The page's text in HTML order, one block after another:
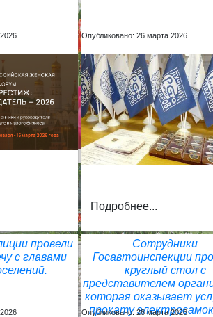
Опубликовано: 26 марта 2026
Подробнее...
провели
с главами
Сотрудники
Госавтоинспекции
круглый стол с
представителем
которая оказывает
прокату
Опубликовано: 26 марта 2026